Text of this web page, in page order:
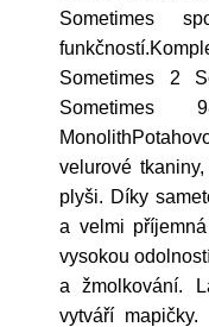
Sometimes
Sometimes 2
velurové
plyši. Díky
a velmi
vysokou
a žmolkování.
vytváří